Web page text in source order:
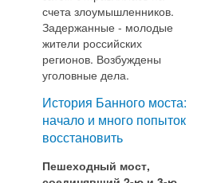
счета злоумышленников.
Задержанные - молодые
жители российских
регионов. Возбуждены
уголовные дела.
История Банного моста:
начало и много попыток
восстановить
Пешеходный мост,